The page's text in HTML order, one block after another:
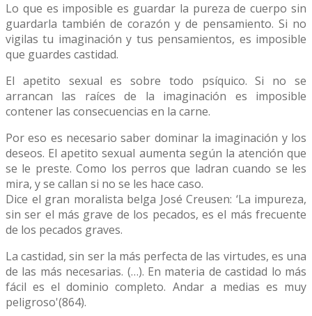
Lo que es imposible es guardar la pureza de cuerpo sin
guardarla también de corazón y de pensamiento. Si no
vigilas tu imaginación y tus pensamientos, es imposible
que guardes castidad.
El apetito sexual es sobre todo psíquico. Si no se
arrancan las raíces de la imaginación es imposible
contener las consecuencias en la carne.
Por eso es necesario saber dominar la imaginación y los
deseos. El apetito sexual aumenta según la atención que
se le preste. Como los perros que ladran cuando se les
mira, y se callan si no se les hace caso.
Dice el gran moralista belga José Creusen: ‘La impureza,
sin ser el más grave de los pecados, es el más frecuente
de los pecados graves.
La castidad, sin ser la más perfecta de las virtudes, es una
de las más necesarias. (…). En materia de castidad lo más
fácil es el dominio completo. Andar a medias es muy
peligroso'(864).